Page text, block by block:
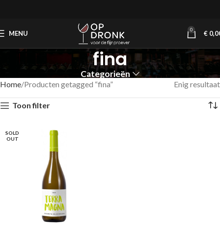
MENU 0 €
fina
Categorieën
Home Producten getagged “fina” Enig resultaat
Toon filter
SOLD
OUT